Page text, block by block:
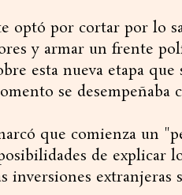
optó por cortar por lo
y armar un frente
esta nueva etapa
se
que comienza un
de explicar
inversiones extranjeras